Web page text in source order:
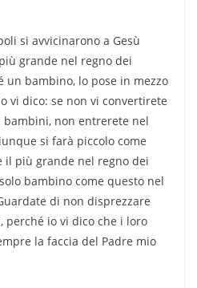
si avvicinarono a Gesù
grande nel regno dei
un bambino, lo pose in mezzo
vi dico: se non vi convertirete
non entrerete nel
si farà piccolo come
il più grande nel regno dei
bambino come questo nel
di non disprezzare
perché io vi dico che i loro
la faccia del Padre mio